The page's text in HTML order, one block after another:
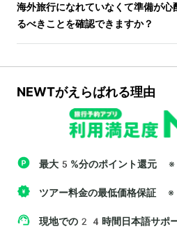
海外旅行になれていなくて準備が心
るべきことを確認できますか？
NEWTがえらばれる理由
最大5%分のポイント還元
ツアー料金の最低価格保証
現地での24時間日本語サポ